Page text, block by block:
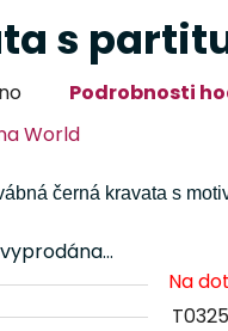
s
Podrobnosti
World
černá kravata s
Na
T0325